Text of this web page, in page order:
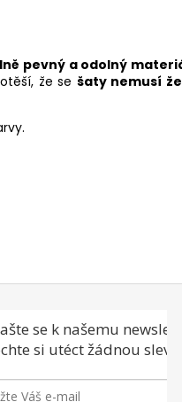
pevný a odolný
že se šaty nemusí
se k našemu
si utéct žádnou slevu